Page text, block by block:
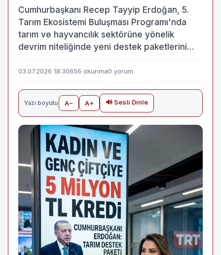
Cumhurbaşkanı Recep Tayyip Erdoğan, 5.
Tarım Ekosistemi Buluşması Programı'nda
tarım ve hayvancılık sektörüne yönelik
devrim niteliğinde yeni destek paketlerini…
03.07.2026 18:30656 okunma0 yorum
Yazı boyutu A− A+ 🔊 Sesli Dinle